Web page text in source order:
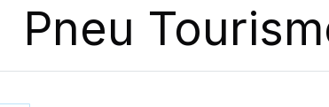
Pneu